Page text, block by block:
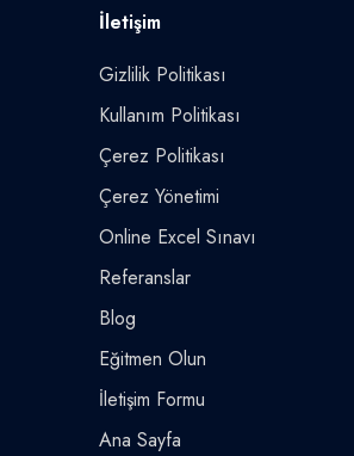
İletişim
Gizlilik Politikası
Kullanım Politikası
Çerez Politikası
Çerez Yönetimi
Online Excel Sınavı
Referanslar
Blog
Eğitmen Olun
İletişim Formu
Ana Sayfa